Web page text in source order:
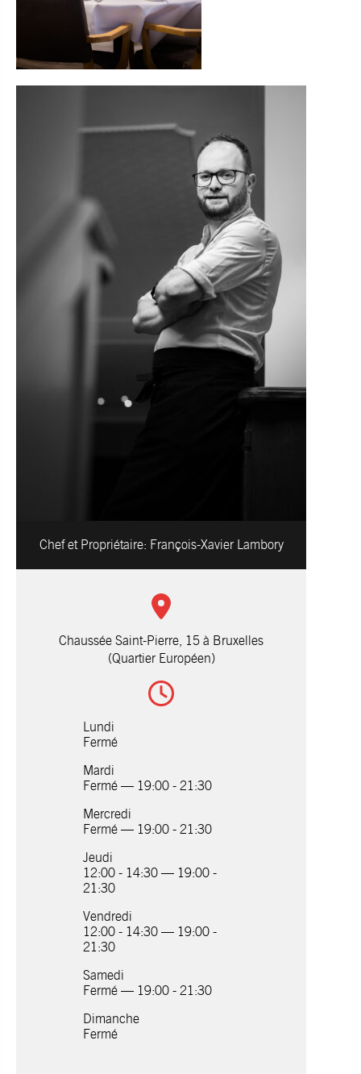
Chef et Propriétaire: François-Xavier Lambory
Chaussée Saint-Pierre, 15 à Bruxelles
(Quartier Européen)
Lundi
Fermé
Mardi
Fermé — 19:00 - 21:30
Mercredi
Fermé — 19:00 - 21:30
Jeudi
12:00 - 14:30 — 19:00 -
21:30
Vendredi
12:00 - 14:30 — 19:00 -
21:30
Samedi
Fermé — 19:00 - 21:30
Dimanche
Fermé